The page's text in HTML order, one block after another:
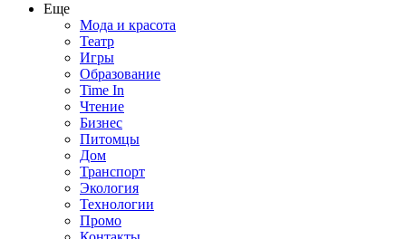
Еще
Мода и красота
Театр
Игры
Образование
Time In
Чтение
Бизнес
Питомцы
Дом
Транспорт
Экология
Технологии
Промо